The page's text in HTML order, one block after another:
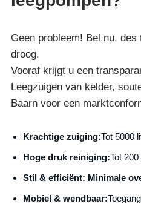
Geen probleem! Bel nu,
droog.
Vooraf krijgt u een
Leegzuigen van kelder,
Baarn voor een
Krachtige zuiging:Tot 5000
Hoge druk reiniging:Tot
Stil & efficiënt: Minimale
Mobiel & wendbaar: